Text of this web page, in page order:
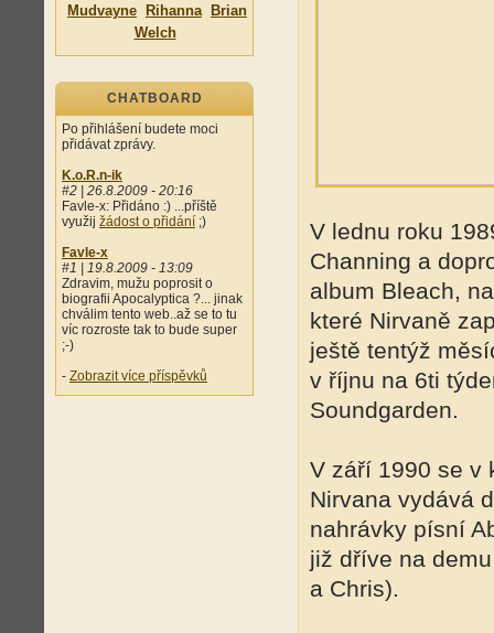
Mudvayne
Rihanna
Brian
Welch
CHATBOARD
Po přihlášení budete moci
přidávat zprávy.
K.o.R.n-ik
#2 | 26.8.2009 - 20:16
Favle-x: Přidáno :) ...příště
využij žádost o přidání ;)
Favle-x
#1 | 19.8.2009 - 13:09
Zdravim, mužu poprosit o
biografii Apocalyptica ?... jinak
chválim tento web..až se to tu
víc rozroste tak to bude super
;-)
- Zobrazit více příspěvků
V lednu roku
Channing a
album Bleach,
které Nirvaně
ještě tentýž
v říjnu na 6ti
Soundgarden.
V září 1990 se v
Nirvana vydává
nahrávky písní
již dříve na
a Chris).